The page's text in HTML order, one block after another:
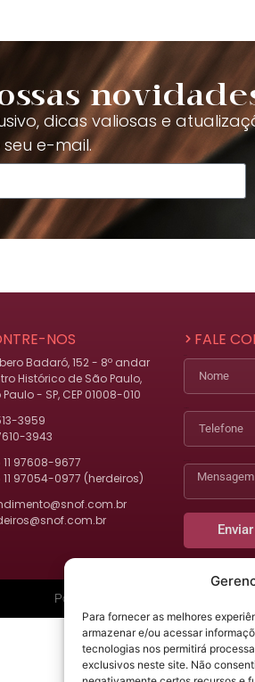
Para fornecer as melhores
armazenar e/ou acessar
tecnologias nos permitirá
exclusivos neste site. Não
dicas valiosas e
e-mail.
NOS
Badaró, 152 - 8º andar
Histórico de São Paulo,
- SP, CEP 01008-010
3959
3943
97608-9677
11 97054-0977 (herdeiros)
FALE
Enviar
Política de Privacidade